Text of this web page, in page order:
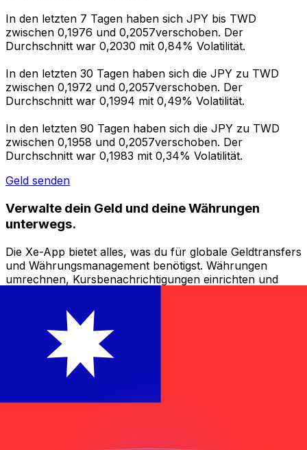
In den letzten 7 Tagen haben sich JPY bis TWD
zwischen 0,1976 und 0,2057verschoben. Der
Durchschnitt war 0,2030 mit 0,84% Volatilität.
In den letzten 30 Tagen haben sich die JPY zu TWD
zwischen 0,1972 und 0,2057verschoben. Der
Durchschnitt war 0,1994 mit 0,49% Volatilität.
In den letzten 90 Tagen haben sich die JPY zu TWD
zwischen 0,1958 und 0,2057verschoben. Der
Durchschnitt war 0,1983 mit 0,34% Volatilität.
Geld senden
Verwalte dein Geld und deine Währungen
unterwegs.
Die Xe-App bietet alles, was du für globale Geldtransfers
und Währungsmanagement benötigst. Währungen
umrechnen, Kursbenachrichtigungen einrichten und